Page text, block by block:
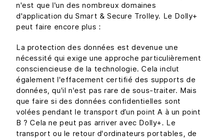
n'est que l'un des nombreux domaines
d'application du Smart & Secure Trolley. Le Dolly+
peut faire encore plus :
La protection des données est devenue une
nécessité qui exige une approche particulièrement
consciencieuse de la technologie. Cela inclut
également l'effacement certifié des supports de
données, qu'il n'est pas rare de sous-traiter. Mais
que faire si des données confidentielles sont
volées pendant le transport d’un point A à un point
B ? Cela ne peut pas arriver avec Dolly+. Le
transport ou le retour d'ordinateurs portables, de